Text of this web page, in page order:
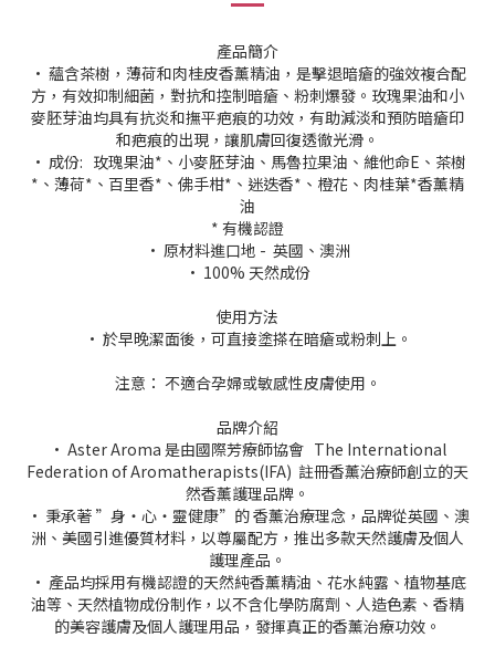
產品簡介
• 蘊含茶樹，薄荷和肉桂皮香薰精油，是擊退暗瘡的強效複合配
方，有效抑制細菌，對抗和控制暗瘡、粉刺爆發。玫瑰果油和小
麥胚芽油均具有抗炎和撫平疤痕的功效，有助減淡和預防暗瘡印
和疤痕的出現，讓肌膚回復透徹光滑。
• 成份: 玫瑰果油*、小麥胚芽油、馬魯拉果油、維他命E、茶樹
*、薄荷*、百里香*、佛手柑*、迷迭香*、橙花、肉桂葉*香薰精
油
* 有機認證
• 原材料進口地 - 英國、澳洲
• 100% 天然成份
使用方法
• 於早晚潔面後，可直接塗搽在暗瘡或粉刺上。
注意： 不適合孕婦或敏感性皮膚使用。
品牌介紹
• Aster Aroma 是由國際芳療師協會 The International
Federation of Aromatherapists(IFA) 註冊香薰治療師創立的天
然香薰護理品牌。
• 秉承著 ”身‧心‧靈健康”的 香薰治療理念，品牌從英國、澳
洲、美國引進優質材料，以尊屬配方，推出多款天然護膚及個人
護理產品。
• 產品均採用有機認證的天然純香薰精油、花水純露、植物基底
油等、天然植物成份制作，以不含化學防腐劑、人造色素、香精
的美容護膚及個人護理用品，發揮真正的香薰治療功效。